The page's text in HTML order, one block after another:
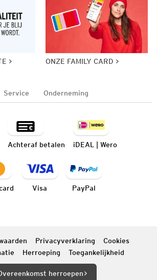
ONZE FAMILY CARD
Service Onderneming
Achteraf betalen iDEAL | Wero
Visa PayPal
Privacyverklaring
Cookies
Herroeping Toegankelijkheid
herroepen